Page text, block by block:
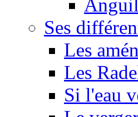
Ses
Les
Les
Si l'eau